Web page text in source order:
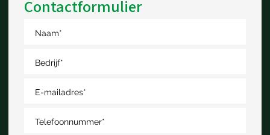
Contactformulier
Naam*
Bedrijf*
E-mailadres*
Telefoonnummer*